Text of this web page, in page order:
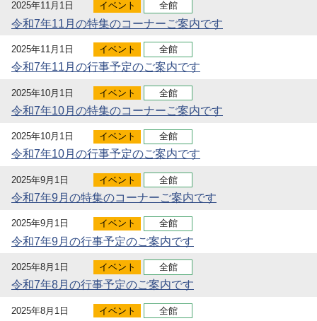
2025年11月1日 イベント 全館
令和7年11月の特集のコーナーご案内です
2025年11月1日 イベント 全館
令和7年11月の行事予定のご案内です
2025年10月1日 イベント 全館
令和7年10月の特集のコーナーご案内です
2025年10月1日 イベント 全館
令和7年10月の行事予定のご案内です
2025年9月1日 イベント 全館
令和7年9月の特集のコーナーご案内です
2025年9月1日 イベント 全館
令和7年9月の行事予定のご案内です
2025年8月1日 イベント 全館
令和7年8月の行事予定のご案内です
2025年8月1日 イベント 全館